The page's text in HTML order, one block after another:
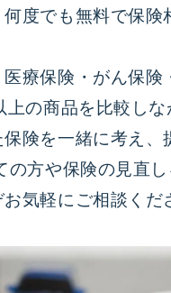
度でも無料で保険
療保険・がん保険
上の商品を比較し
険を一緒に考え、
の方や保険の見直
気軽にご相談くだ